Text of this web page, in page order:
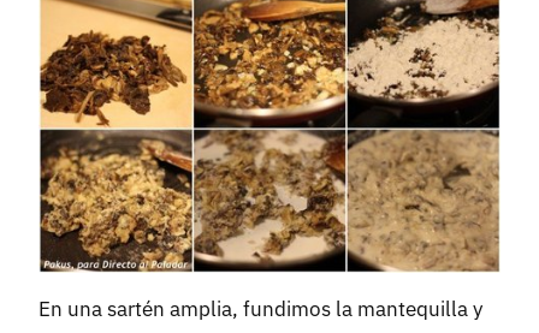
En una sartén amplia, fundimos la mantequilla y